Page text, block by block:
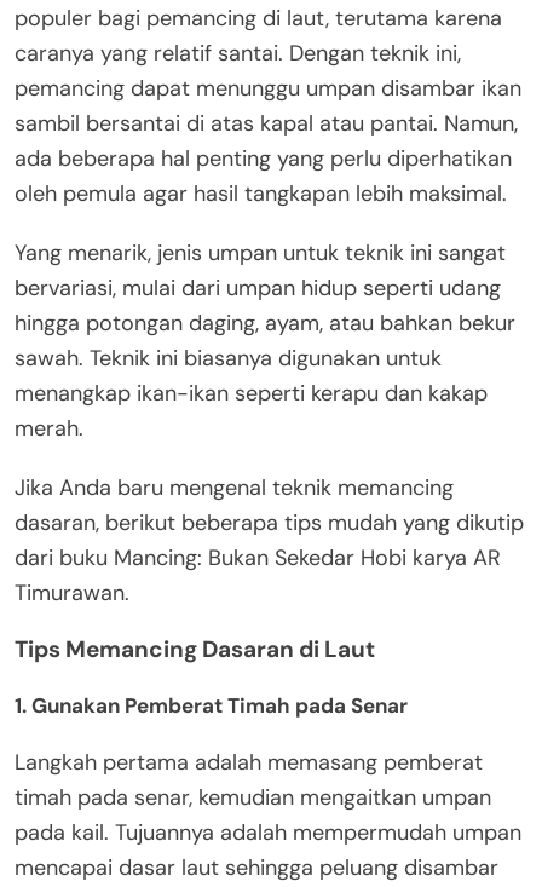
populer bagi pemancing di laut, terutama karena
caranya yang relatif santai. Dengan teknik ini,
pemancing dapat menunggu umpan disambar ikan
sambil bersantai di atas kapal atau pantai. Namun,
ada beberapa hal penting yang perlu diperhatikan
oleh pemula agar hasil tangkapan lebih maksimal.
Yang menarik, jenis umpan untuk teknik ini sangat
bervariasi, mulai dari umpan hidup seperti udang
hingga potongan daging, ayam, atau bahkan bekur
sawah. Teknik ini biasanya digunakan untuk
menangkap ikan-ikan seperti kerapu dan kakap
merah.
Jika Anda baru mengenal teknik memancing
dasaran, berikut beberapa tips mudah yang dikutip
dari buku Mancing: Bukan Sekedar Hobi karya AR
Timurawan.
Tips Memancing Dasaran di Laut
1. Gunakan Pemberat Timah pada Senar
Langkah pertama adalah memasang pemberat
timah pada senar, kemudian mengaitkan umpan
pada kail. Tujuannya adalah mempermudah umpan
mencapai dasar laut sehingga peluang disambar